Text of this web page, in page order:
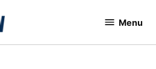
Menu